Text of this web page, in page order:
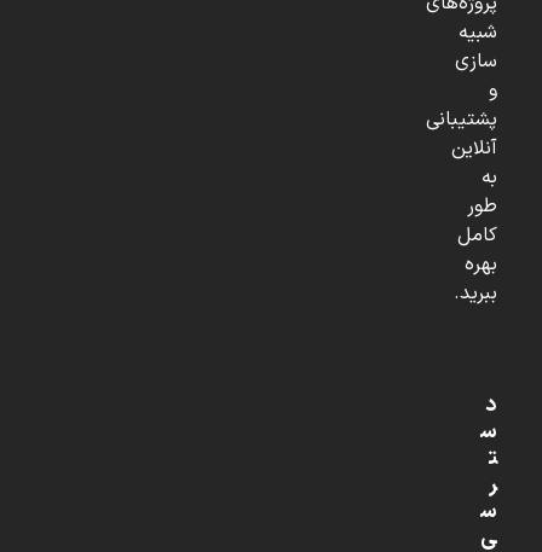
شبیه
سازی
و
پشتیبانی
آنلاین
به
طور
کامل
بهره
ببرید.
د
س
ت
ر
س
ی